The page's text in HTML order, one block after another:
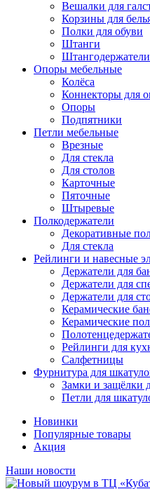
Вешалки для
Корзины для
Полки для обуви
Штанги
Штангодержатели
Опоры мебельные
Колёса
Коннекторы для
Опоры
Подпятники
Петли мебельные
Врезные
Для стекла
Для столов
Карточные
Пяточные
Штыревые
Полкодержатели
Декоративные
Для стекла
Рейлинги и навесные
Держатели для
Держатели для
Держатели для
Керамические
Керамические
Рейлинги для
Салфетницы
Фурнитура для
Замки и защёлки
Петли для
Новинки
Популярные товары
Акция
Наши новости